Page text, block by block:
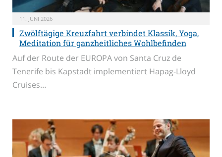
11. JUNI 2026
Zwölftägige Kreuzfahrt verbindet Klassik, Yoga,
Meditation für ganzheitliches Wohlbefinden
Auf der Route der EUROPA von Santa Cruz de
Tenerife bis Kapstadt implementiert Hapag-Lloyd
Cruises…